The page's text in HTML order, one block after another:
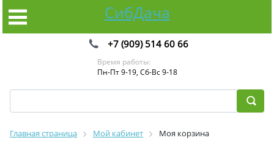
СибДача
+7 (909) 514 60 66
Время работы:
Пн-Пт 9-19, Сб-Вс 9-18
Главная страница Мой кабинет Моя корзина